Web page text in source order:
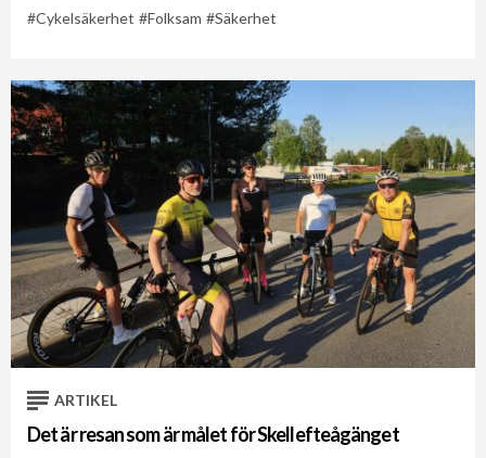
Cykelsäkerhet Folksam Säkerhet
ARTIKEL
Det är resan som är målet för Skellefteågänget